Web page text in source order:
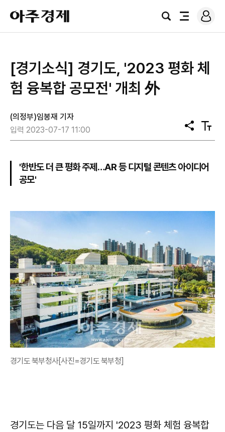
아
주
경
검
전
로
그
[경기소식] 경기도, '2023 평화 체
험 융복합 공모전' 개최 外
(의정부)임봉재 기자
입력 2023-07-17 11:00
공
유
텍
스
기
'한반도 더 큰 평화 주제…AR 등 디지털 콘텐츠 아이디어
공모'
경기도 북부청사[사진=경기도 북부청]
경기도는 다음 달 15일까지 '2023 평화 체험 융복합